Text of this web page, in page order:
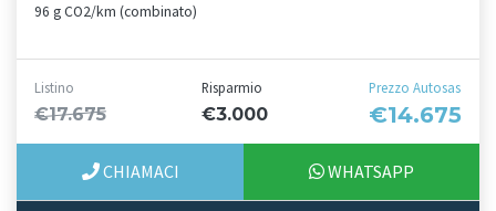
96 g CO2/km (combinato)
Listino
€17.675
Risparmio
€3.000
Prezzo Autosas
€14.675
CHIAMACI WHATSAPP